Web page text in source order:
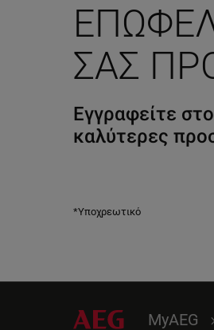
ΣΑΣ
Εγγραφείτε
καλύτερες
*Υποχρεωτικό
MyAEG